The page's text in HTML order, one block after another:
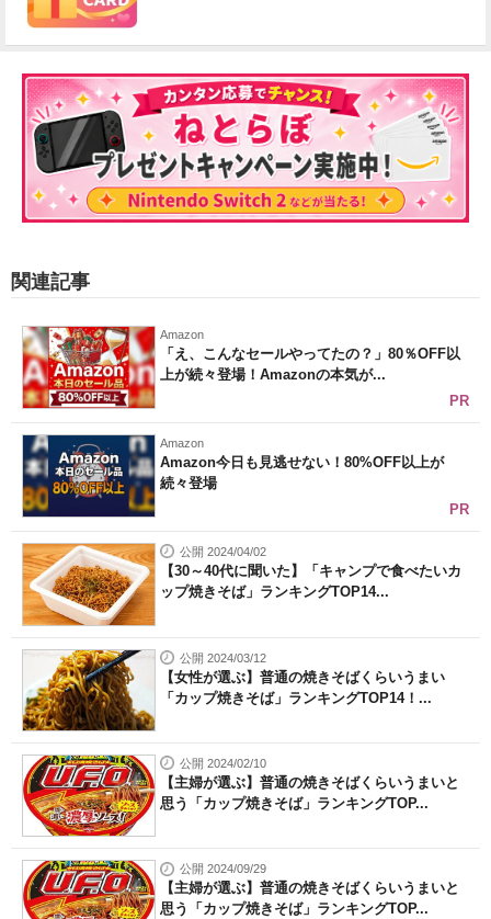
関連記事
Amazon
「え、こんなセールやってたの？」80％OFF以
上が続々登場！Amazonの本気が...
PR
Amazon
Amazon今日も見逃せない！80%OFF以上が
続々登場
PR
公開 2024/04/02
【30～40代に聞いた】「キャンプで食べたいカ
ップ焼きそば」ランキングTOP14...
公開 2024/03/12
【女性が選ぶ】普通の焼きそばくらいうまい
「カップ焼きそば」ランキングTOP14！...
公開 2024/02/10
【主婦が選ぶ】普通の焼きそばくらいうまいと
思う「カップ焼きそば」ランキングTOP...
公開 2024/09/29
【主婦が選ぶ】普通の焼きそばくらいうまいと
思う「カップ焼きそば」ランキングTOP...